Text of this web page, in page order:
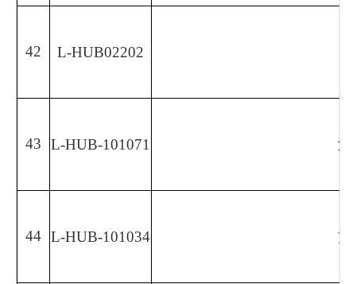
42 L-HUB02202
43 L-HUB-101071 湖
44 L-HUB-101034 方